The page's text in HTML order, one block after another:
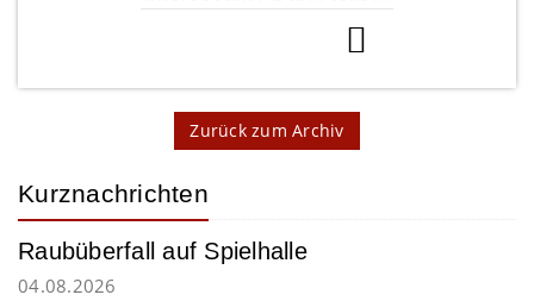
Zurück zum Archiv
Kurznachrichten
Raubüberfall auf Spielhalle
04.08.2026